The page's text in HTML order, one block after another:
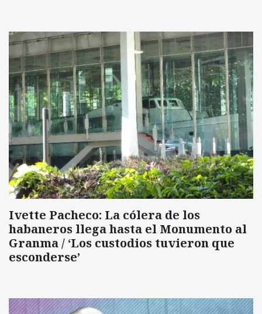
Ivette Pacheco: La cólera de los
habaneros llega hasta el Monumento al
Granma / ‘Los custodios tuvieron que
esconderse’